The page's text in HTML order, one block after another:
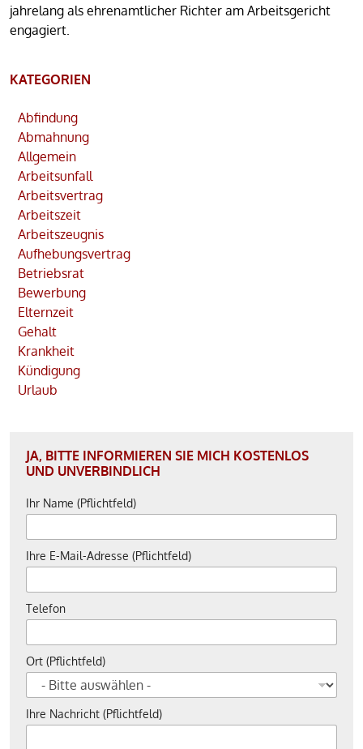
jahrelang als ehrenamtlicher Richter am Arbeitsgericht
engagiert.
KATEGORIEN
Abfindung
Abmahnung
Allgemein
Arbeitsunfall
Arbeitsvertrag
Arbeitszeit
Arbeitszeugnis
Aufhebungsvertrag
Betriebsrat
Bewerbung
Elternzeit
Gehalt
Krankheit
Kündigung
Urlaub
JA, BITTE INFORMIEREN SIE MICH KOSTENLOS
UND UNVERBINDLICH
Ihr Name (Pflichtfeld)
Ihre E-Mail-Adresse (Pflichtfeld)
Telefon
Ort (Pflichtfeld)
Ihre Nachricht (Pflichtfeld)